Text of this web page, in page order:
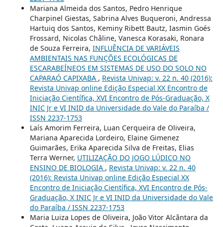
Mariana Almeida dos Santos, Pedro Henrique
Charpinel Giestas, Sabrina Alves Buqueroni, Andressa
Hartuiq dos Santos, Keminy Ribett Bautz, Iasmin Goés
Frossard, Nicolas Châline, Vanesca Korasaki, Ronara
de Souza Ferreira, INFLUÊNCIA DE VARIÁVEIS
AMBIENTAIS NAS FUNÇÕES ECOLÓGICAS DE
ESCARABEÍNEOS EM SISTEMAS DE USO DO SOLO NO
CAPARAÓ CAPIXABA , Revista Univap: v. 22 n. 40 (2016):
Revista Univap online Edição Especial XX Encontro de
Iniciação Científica, XVI Encontro de Pós-Graduação, X
INIC Jr e VI INID da Universidade do Vale do Paraíba /
ISSN 2237-1753
Laís Amorim Ferreira, Luan Cerqueira de Oliveira,
Mariana Aparecida Lordeiro, Elaine Gimenez
Guimarães, Erika Aparecida Silva de Freitas, Elias
Terra Werner, UTILIZAÇÃO DO JOGO LÚDICO NO
ENSINO DE BIOLOGIA , Revista Univap: v. 22 n. 40
(2016): Revista Univap online Edição Especial XX
Encontro de Iniciação Científica, XVI Encontro de Pós-
Graduação, X INIC Jr e VI INID da Universidade do Vale
do Paraíba / ISSN 2237-1753
Maria Luiza Lopes de Oliveira, João Vitor Alcântara da